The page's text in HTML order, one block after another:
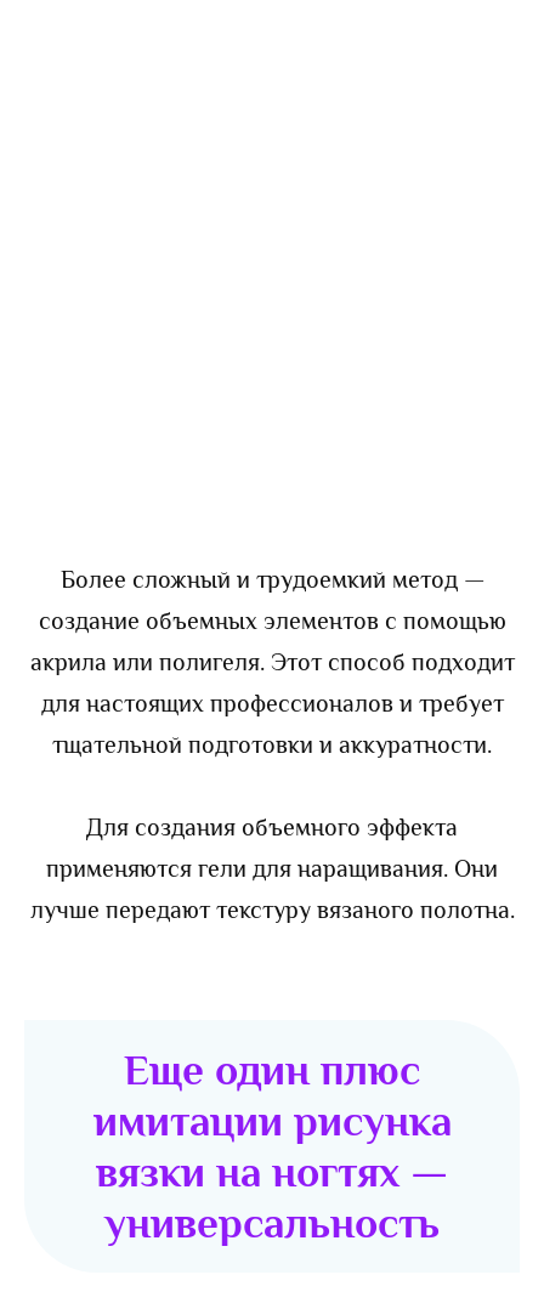
Более сложный и трудоемкий метод —
создание объемных элементов с помощью
акрила или полигеля. Этот способ подходит
для настоящих профессионалов и требует
тщательной подготовки и аккуратности.
Для создания объемного эффекта
применяются гели для наращивания. Они
лучше передают текстуру вязаного полотна.
Еще один плюс
имитации рисунка
вязки на ногтях —
универсальность